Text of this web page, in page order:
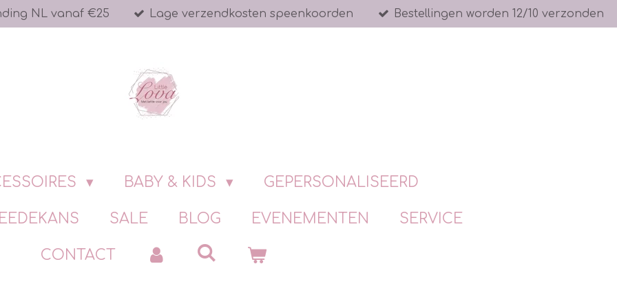
NL vanaf €25 Lage verzendkosten speenkoorden Bestellingen worden 12/10 verzonden
BABY & KIDS GEPERSONALISEERD
SALE BLOG EVENEMENTEN SERVICE
CONTACT